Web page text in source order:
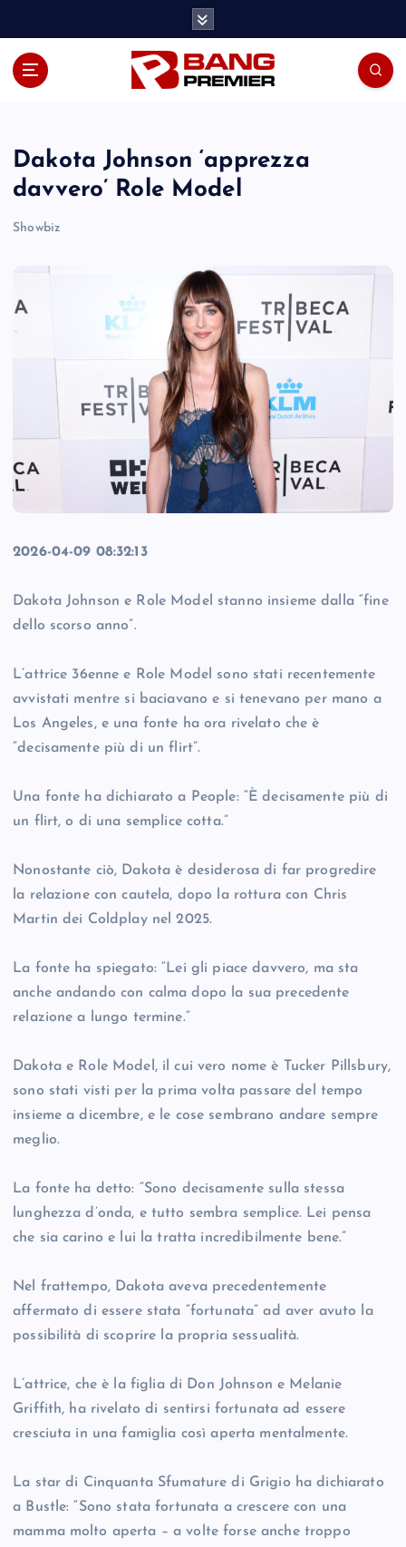
Dakota Johnson ‘apprezza
davvero’ Role Model
Showbiz
2026-04-09 08:32:13
Dakota Johnson e Role Model stanno insieme dalla “fine
dello scorso anno”.
L’attrice 36enne e Role Model sono stati recentemente
avvistati mentre si baciavano e si tenevano per mano a
Los Angeles, e una fonte ha ora rivelato che è
“decisamente più di un flirt”.
Una fonte ha dichiarato a People: “È decisamente più di
un flirt, o di una semplice cotta.”
Nonostante ciò, Dakota è desiderosa di far progredire
la relazione con cautela, dopo la rottura con Chris
Martin dei Coldplay nel 2025.
La fonte ha spiegato: “Lei gli piace davvero, ma sta
anche andando con calma dopo la sua precedente
relazione a lungo termine.”
Dakota e Role Model, il cui vero nome è Tucker Pillsbury,
sono stati visti per la prima volta passare del tempo
insieme a dicembre, e le cose sembrano andare sempre
meglio.
La fonte ha detto: “Sono decisamente sulla stessa
lunghezza d’onda, e tutto sembra semplice. Lei pensa
che sia carino e lui la tratta incredibilmente bene.”
Nel frattempo, Dakota aveva precedentemente
affermato di essere stata “fortunata” ad aver avuto la
possibilità di scoprire la propria sessualità.
L’attrice, che è la figlia di Don Johnson e Melanie
Griffith, ha rivelato di sentirsi fortunata ad essere
cresciuta in una famiglia così aperta mentalmente.
La star di Cinquanta Sfumature di Grigio ha dichiarato
a Bustle: “Sono stata fortunata a crescere con una
mamma molto aperta – a volte forse anche troppo